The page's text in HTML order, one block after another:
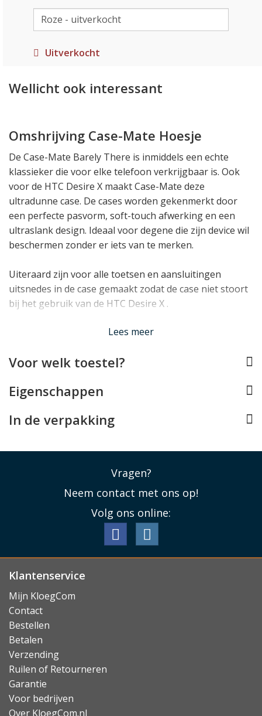
Uitverkocht
Wellicht ook interessant
Omshrijving Case-Mate Hoesje
De Case-Mate Barely There is inmiddels een echte
klassieker die voor elke telefoon verkrijgbaar is. Ook
voor de HTC Desire X maakt Case-Mate deze
ultradunne case. De cases worden gekenmerkt door
een perfecte pasvorm, soft-touch afwerking en een
ultraslank design. Ideaal voor degene die zijn device wil
beschermen zonder er iets van te merken.
Uiteraard zijn voor alle toetsen en aansluitingen
uitsnedes in de case gemaakt zodat de case niet stoort
bij het gebruik van de HTC Desire X .
Lees minder
Lees meer
Voor welk toestel?
Eigenschappen
In de verpakking
Vragen?
Neem contact met ons op!
Volg ons online:
Klantenservice
Mijn KloegCom
Contact
Bestellen
Betalen
Verzending
Ruilen of Retourneren
Garantie
Voor bedrijven
Over KloegCom.nl